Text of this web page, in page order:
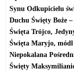
Synu Odkupicielu
Duchu Święty Boże
Święta Trójco,
Święta Maryjo, módl
Niepokalana
Święty